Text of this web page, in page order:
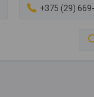
+375 (29)